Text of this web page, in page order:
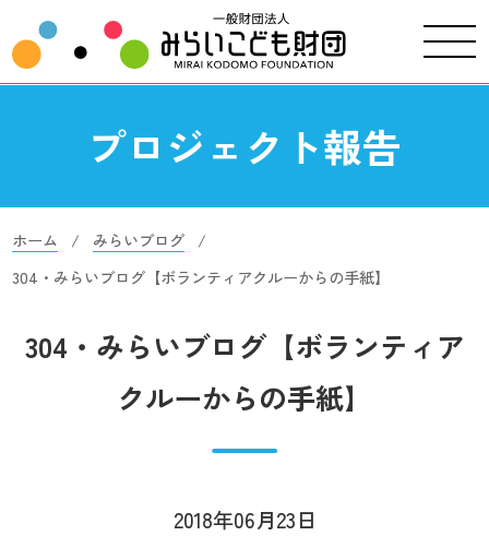
プロジェクト報告
ホーム
みらいブログ
304・みらいブログ【ボランティアクルーからの手紙】
304・みらいブログ【ボランティア
クルーからの手紙】
2018年06月23日